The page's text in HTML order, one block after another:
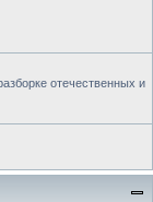
отечественных и